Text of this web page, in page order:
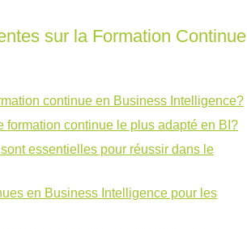
sur la Formation Continue
continue en Business Intelligence?
formation continue le plus adapté en BI?
essentielles pour réussir dans le
en Business Intelligence pour les